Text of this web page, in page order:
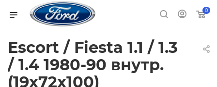
0
Escort / Fiesta 1.1 / 1.3
/ 1.4 1980-90 внутр.
(19x72x100)